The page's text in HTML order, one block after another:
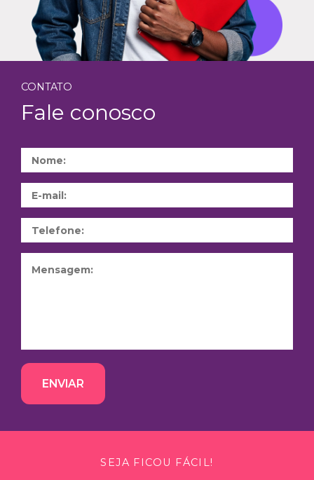
CONTATO
Fale conosco
ENVIAR
SEJA FICOU FÁCIL!